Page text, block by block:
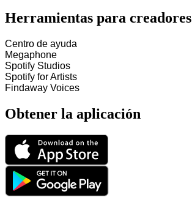
Herramientas para creadores
Centro de ayuda
Megaphone
Spotify Studios
Spotify for Artists
Findaway Voices
Obtener la aplicación